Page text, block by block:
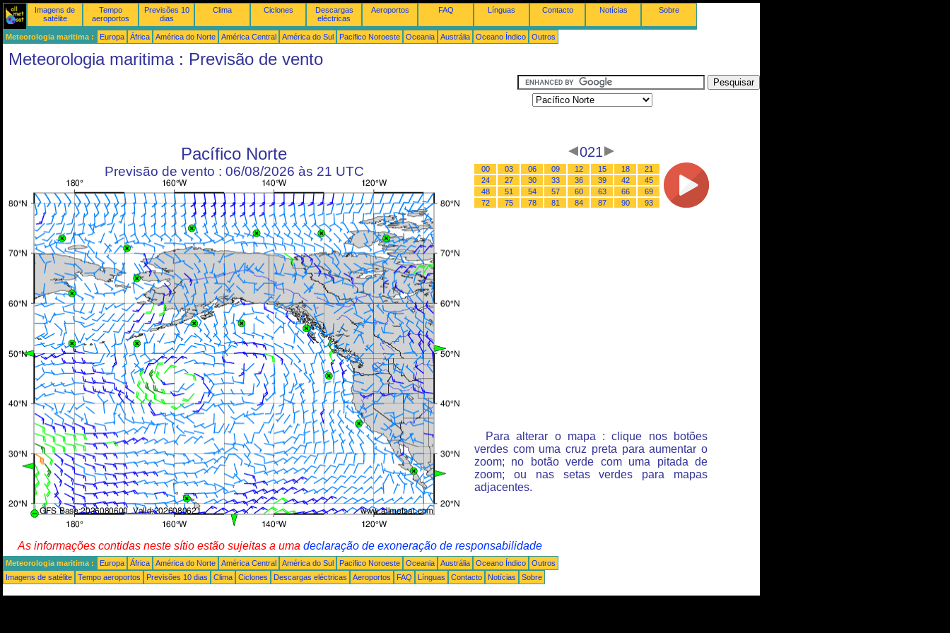
Imagens de
satélite
Tempo
aeroportos
Previsões 10
dias
Clima Ciclones
Descargas
eléctricas
Aeroportos FAQ Línguas Contacto Notícias Sobre
Meteorologia maritima : Europa África América do Norte América Central América do Sul Pacifico Noroeste Oceania Austrália Oceano Índico Outros
Meteorologia maritima : Previsão de vento
Pacífico Norte
Previsão de vento : 06/08/2026 às 21 UTC
021
00 03 06 09 12 15 18
21
24
27 30 33 36 39 42
45
48
51 54 57 60 63 66
69
72
75 78 81 84 87 90 93
Para alterar o mapa : clique nos botões
verdes com uma cruz preta para aumentar o
zoom; no botão verde com uma pitada de
zoom; ou nas setas verdes para mapas
adjacentes.
As informações contidas neste sítio estão sujeitas a uma declaração de exoneração de responsabilidade
Meteorologia maritima : Europa África América do Norte América Central América do Sul Pacifico Noroeste Oceania Austrália Oceano Índico
Outros
Imagens de satélite
Tempo aeroportos Previsões 10 dias Clima Ciclones Descargas eléctricas Aeroportos FAQ Línguas Contacto Notícias Sobre